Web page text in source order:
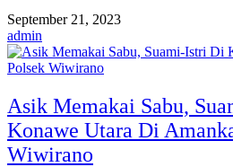
September 21, 2023
admin
Asik Memakai Sabu,
Konawe Utara Di
Wiwirano